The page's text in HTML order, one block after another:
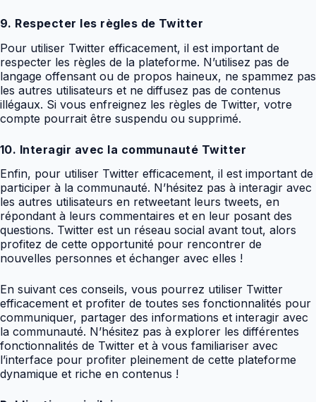
9. Respecter les règles de Twitter
Pour utiliser Twitter efficacement, il est important de
respecter les règles de la plateforme. N’utilisez pas de
langage offensant ou de propos haineux, ne spammez pas
les autres utilisateurs et ne diffusez pas de contenus
illégaux. Si vous enfreignez les règles de Twitter, votre
compte pourrait être suspendu ou supprimé.
10. Interagir avec la communauté Twitter
Enfin, pour utiliser Twitter efficacement, il est important de
participer à la communauté. N’hésitez pas à interagir avec
les autres utilisateurs en retweetant leurs tweets, en
répondant à leurs commentaires et en leur posant des
questions. Twitter est un réseau social avant tout, alors
profitez de cette opportunité pour rencontrer de
nouvelles personnes et échanger avec elles !
En suivant ces conseils, vous pourrez utiliser Twitter
efficacement et profiter de toutes ses fonctionnalités pour
communiquer, partager des informations et interagir avec
la communauté. N’hésitez pas à explorer les différentes
fonctionnalités de Twitter et à vous familiariser avec
l’interface pour profiter pleinement de cette plateforme
dynamique et riche en contenus !